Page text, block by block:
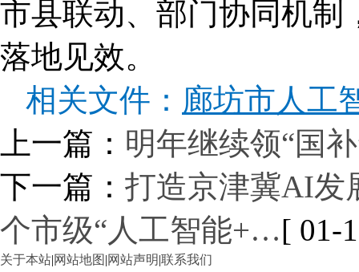
市县联动、部门协同机制
落地见效。
相关文件： 廊坊市人工
上一篇： 明年继续领“国
下一篇： 打造京津冀AI发
个市级“人工智能+…[ 01-
关于本站|网站地图 |网站声明|联系我们